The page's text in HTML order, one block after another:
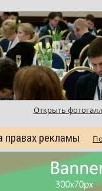
Открыть
правах рекламы